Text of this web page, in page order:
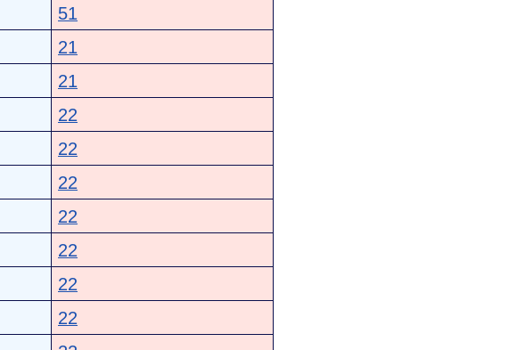
51
21
21
22
22
22
22
22
22
22